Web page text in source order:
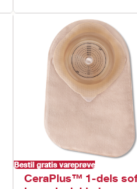
Bestil gratis vareprøve
CeraPlus™ 1-dels